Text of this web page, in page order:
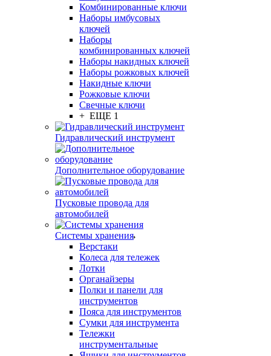
Комбинированные ключи
Наборы имбусовых
ключей
Наборы
комбинированных ключей
Наборы накидных ключей
Наборы рожковых ключей
Накидные ключи
Рожковые ключи
Свечные ключи
+ ЕЩЕ 1
Гидравлический инструмент
Дополнительное оборудование
Пусковые провода для
автомобилей
Системы хранения
Верстаки
Колеса для тележек
Лотки
Органайзеры
Полки и панели для
инструментов
Пояса для инструментов
Сумки для инструмента
Тележки
инструментальные